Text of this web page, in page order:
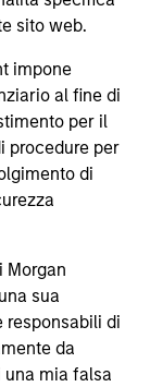
sito web.
impone
al fine di
per il
procedure per
di
Morgan
sua
responsabili di
da
mia falsa
di tutti i
derivanti
può
record
sono
performance
di
essere
rischi, le